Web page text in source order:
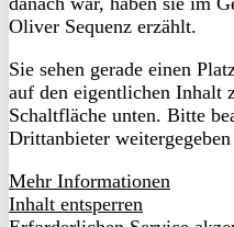
Oliver Sequenz erzählt.
Sie sehen gerade einen
auf den eigentlichen Inhalt
Schaltfläche unten. Bitte
Drittanbieter
Mehr Informationen
Inhalt entsperren